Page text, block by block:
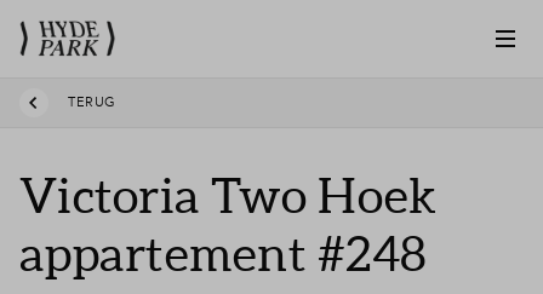
TERUG
Victoria Two Hoek
appartement #248